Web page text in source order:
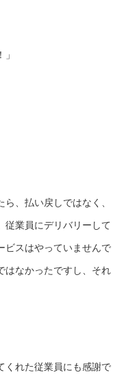
、払い戻しではなく、
従業員にデリバリーして
ビスはやっていませんで
はなかったですし、それ
くれた従業員にも感謝で